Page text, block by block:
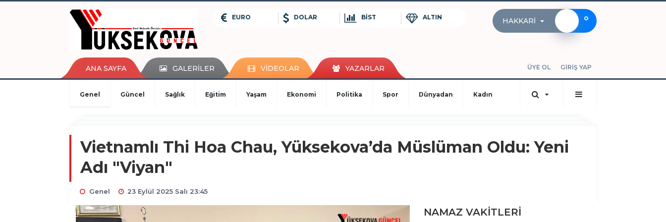
kaçak bahis
deneme bonusu veren siteler
EURO DOLAR BİST ALTIN HAKKARI °
ANA SAYFA GALERİLER VİDEOLAR YAZARLAR ÜYE OL GİRİŞ YAP
Genel Güncel Sağlık Eğitim Yaşam Ekonomi Politika Spor Dünyadan Kadın
Vietnamlı Thi Hoa Chau, Yüksekova’da Müslüman Oldu: Yeni
Adı "Viyan"
Genel 23 Eylül 2025 Salı 23:45
NAMAZ VAKİTLERİ